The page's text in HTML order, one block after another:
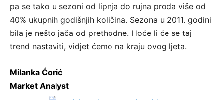
pa se tako u sezoni od lipnja do rujna proda više od
40% ukupnih godišnjih količina. Sezona u 2011. godini
bila je nešto jača od prethodne. Hoće li će se taj
trend nastaviti, vidjet ćemo na kraju ovog ljeta.
Milanka Ćorić
Market Analyst